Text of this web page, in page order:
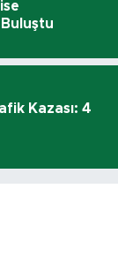
Kazası: 4